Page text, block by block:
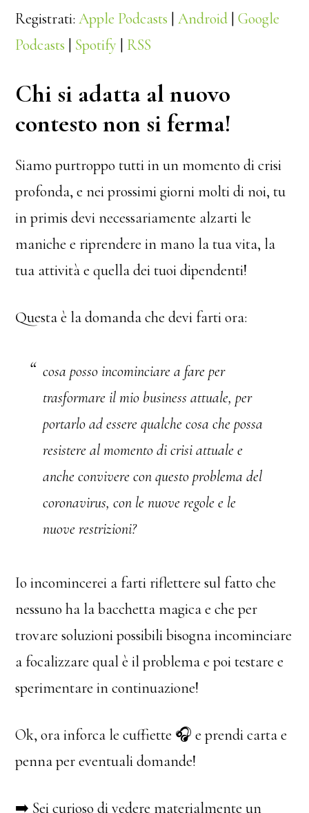
Registrati:Apple Podcasts |Android |Google
Podcasts
Spotify RSS
Chi si adatta al nuovo
contesto non si ferma!
Siamo purtroppo tutti in un momento di crisi
profonda, e nei prossimi giorni molti di noi, tu
in primis devi necessariamente alzarti le
maniche e riprendere in mano la tua vita, la
tua attività e quella dei tuoi dipendenti!
Questa è la domanda che devi farti ora:
cosa posso incominciare a fare per
trasformare il mio business attuale, per
portarlo ad essere qualche cosa che possa
resistere al momento di crisi attuale e
anche convivere con questo problema del
coronavirus, con le nuove regole e le
nuove restrizioni?
Io incomincerei a farti riflettere sul fatto che
nessuno ha la bacchetta magica e che per
trovare soluzioni possibili bisogna incominciare
a focalizzare qual è il problema e poi testare e
sperimentare in continuazione!
Ok, ora inforca le cuffiette 🎧 e prendi carta e
penna per eventuali domande!
➡️ Sei curioso di vedere materialmente un